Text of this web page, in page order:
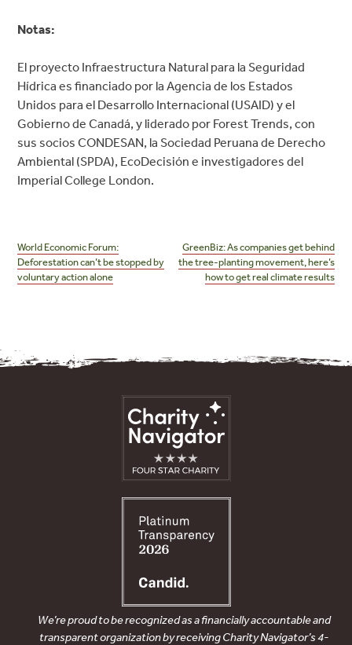
Notas:
El proyecto Infraestructura Natural para la Seguridad
Hídrica es financiado por la Agencia de los Estados
Unidos para el Desarrollo Internacional (USAID) y el
Gobierno de Canadá, y liderado por Forest Trends, con
sus socios CONDESAN, la Sociedad Peruana de Derecho
Ambiental (SPDA), EcoDecisión e investigadores del
Imperial College London.
navigation
World Economic Forum:
Deforestation can’t be stopped by
voluntary action alone
GreenBiz: As companies get behind
the tree-planting movement, here’s
how to get real climate results
We’re proud to be recognized as a financially accountable and
transparent organization by receiving Charity Navigator’s 4-